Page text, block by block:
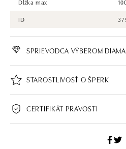
ID
SPRIEVODCA VÝBEROM
STAROSTLIVOSŤ O ŠPERK
CERTIFIKÁT PRAVOSTI